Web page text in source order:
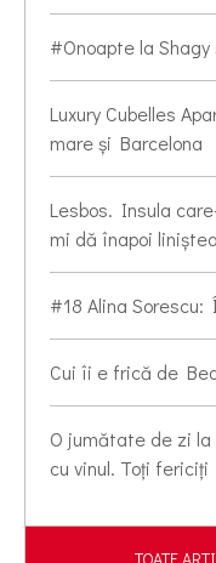
#Onoapte la
Luxury Cubelles
mare și Barcelona
Lesbos. Insula
mi dă înapoi liniștea
#18 Alina
Cui îi e frică de
O jumătate de zi
cu vinul. Toți fericiți